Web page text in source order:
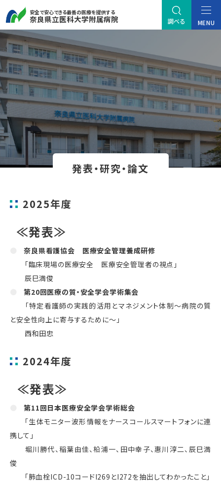
MENU
調べる
安全で安心できる最善の医療を提供する
奈良県立医科大学附属病院
発表・研究・論文
2025年度
≪発表≫
奈良県看護協会 医療安全管理養成研修
「臨床現場の医療安全 医療安全管理者の視点」
辰巳満俊
第20回医療の質・安全学会学術集会
「特定看護師の実践的活用とマネジメント体制～病院の質
と安全性向上に寄与するために～」
西和田忠
2024年度
≪発表≫
第11回日本医療安全学会学術総会
「生体モニター波形情報をナースコールスマートフォンに連
携して」
堀川勝代、稲葉由佳、柗浦一、田中幸子、惠川淳二、辰巳満
俊
「肺血栓ICD-10コードI269とI272を抽出してわかったこと」